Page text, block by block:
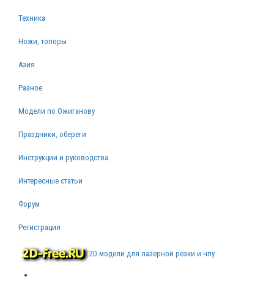
Техника
Ножи, топоры
Азия
Разное
Модели по Ожиганову
Праздники, обереги
Инструкции и руководства
Интересные статьи
Форум
Регистрация
2D модели для лазерной резки и чпу